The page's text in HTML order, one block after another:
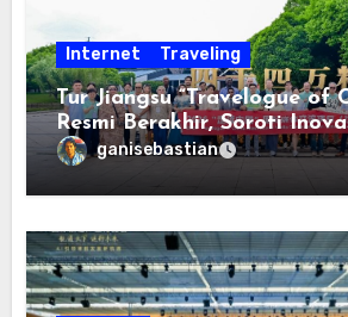
Internet Traveling
Tur Jiangsu “Travelogue of
Resmi Berakhir, Soroti
Keterbukaan, dan
Berorientasi pada
ganisebastian